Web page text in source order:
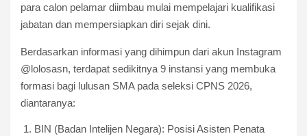
para calon pelamar diimbau mulai mempelajari kualifikasi
jabatan dan mempersiapkan diri sejak dini.
Berdasarkan informasi yang dihimpun dari akun Instagram
@lolosasn, terdapat sedikitnya 9 instansi yang membuka
formasi bagi lulusan SMA pada seleksi CPNS 2026,
diantaranya:
BIN (Badan Intelijen Negara): Posisi Asisten Penata